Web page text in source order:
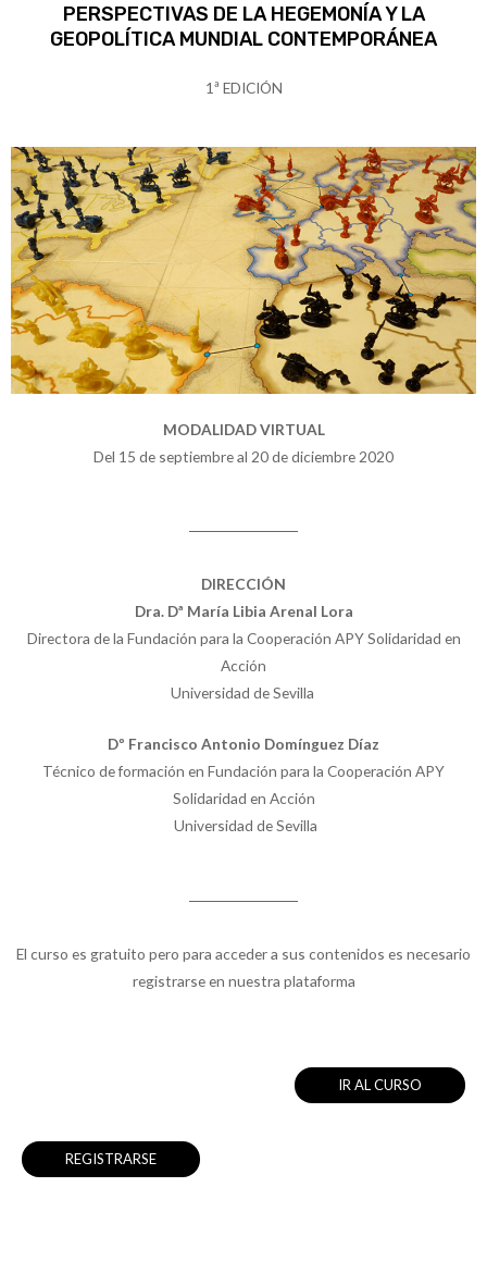
PERSPECTIVAS DE LA HEGEMONÍA Y LA
GEOPOLÍTICA MUNDIAL CONTEMPORÁNEA
1ª EDICIÓN
MODALIDAD VIRTUAL
Del 15 de septiembre al 20 de diciembre 2020
DIRECCIÓN
Dra. Dª María Libia Arenal Lora
Directora de la Fundación para la Cooperación APY Solidaridad en
Acción
Universidad de Sevilla
Dº Francisco Antonio Domínguez Díaz
Técnico de formación en Fundación para la Cooperación APY
Solidaridad en Acción
Universidad de Sevilla
El curso es gratuito pero para acceder a sus contenidos es necesario
registrarse en nuestra plataforma
IR AL CURSO
REGISTRARSE